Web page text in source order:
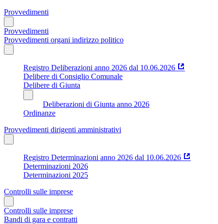
Provvedimenti
Provvedimenti
Provvedimenti organi indirizzo politico
Registro Deliberazioni anno 2026 dal 10.06.2026
Delibere di Consiglio Comunale
Delibere di Giunta
Deliberazioni di Giunta anno 2026
Ordinanze
Provvedimenti dirigenti amministrativi
Registro Determinazioni anno 2026 dal 10.06.2026
Determinazioni 2026
Determinazioni 2025
Controlli sulle imprese
Controlli sulle imprese
Bandi di gara e contratti